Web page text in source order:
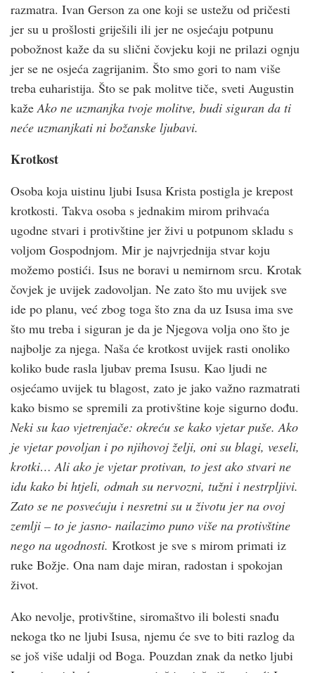
razmatra. Ivan Gerson za one koji se ustežu od pričesti
jer su u prošlosti griješili ili jer ne osjećaju potpunu
pobožnost kaže da su slični čovjeku koji ne prilazi ognju
jer se ne osjeća zagrijanim. Što smo gori to nam više
treba euharistija. Što se pak molitve tiče, sveti Augustin
kažeAko ne uzmanjka tvoje molitve, budi siguran da ti
neće uzmanjkati ni božanske ljubavi.
Krotkost
Osoba koja uistinu ljubi Isusa Krista postigla je krepost
krotkosti. Takva osoba s jednakim mirom prihvaća
ugodne stvari i protivštine jer živi u potpunom skladu s
voljom Gospodnjom. Mir je najvrjednija stvar koju
možemo postići. Isus ne boravi u nemirnom srcu. Krotak
čovjek je uvijek zadovoljan. Ne zato što mu uvijek sve
ide po planu, već zbog toga što zna da uz Isusa ima sve
što mu treba i siguran je da je Njegova volja ono što je
najbolje za njega. Naša će krotkost uvijek rasti onoliko
koliko bude rasla ljubav prema Isusu. Kao ljudi ne
osjećamo uvijek tu blagost, zato je jako važno razmatrati
kako bismo se spremili za protivštine koje sigurno dođu.
Neki su kao vjetrenjače: okreću se kako vjetar puše. Ako
je vjetar povoljan i po njihovoj želji, oni su blagi, veseli,
krotki… Ali ako je vjetar protivan, to jest ako stvari ne
idu kako bi htjeli, odmah su nervozni, tužni i nestrpljivi.
Zato se ne posvećuju i nesretni su u životu jer na ovoj
zemlji – to je jasno- nailazimo puno više na protivštine
nego na ugodnosti. Krotkost je sve s mirom primati iz
ruke Božje. Ona nam daje miran, radostan i spokojan
život.
Ako nevolje, protivštine, siromaštvo ili bolesti snađu
nekoga tko ne ljubi Isusa, njemu će sve to biti razlog da
se još više udalji od Boga. Pouzdan znak da netko ljubi